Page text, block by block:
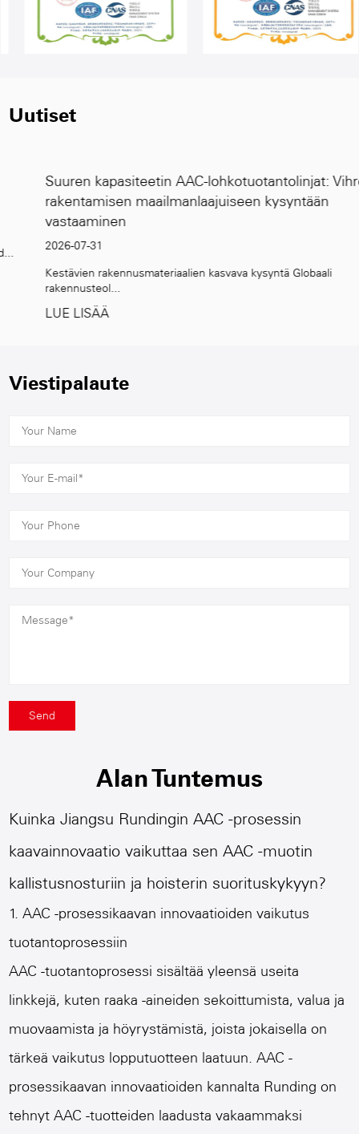
Uutiset
Suuren kapasiteetin AAC-lohkotuotantolinjat: Vihreän
rakentamisen maailmanlaajuiseen kysyntään
vastaaminen
2026-07-31
Kestävien rakennusmateriaalien kasvava kysyntä Globaali
rakennusteol...
LUE LISÄÄ
Viestipalaute
Alan Tuntemus
Kuinka Jiangsu Rundingin AAC -prosessin
kaavainnovaatio vaikuttaa sen AAC -muotin
kallistusnosturiin ja hoisterin suorituskykyyn?
1. AAC -prosessikaavan innovaatioiden vaikutus
tuotantoprosessiin
AAC -tuotantoprosessi sisältää yleensä useita
linkkejä, kuten raaka -aineiden sekoittumista, valua ja
muovaamista ja höyrystämistä, joista jokaisella on
tärkeä vaikutus lopputuotteen laatuun. AAC -
prosessikaavan innovaatioiden kannalta Runding on
tehnyt AAC -tuotteiden laadusta vakaammaksi